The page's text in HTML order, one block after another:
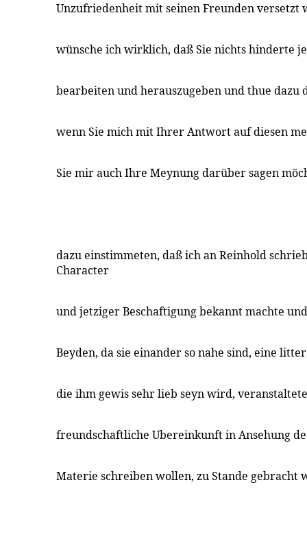
Unzufriedenheit mit seinen Freunden versetzt
wünsche ich wirklich, daß Sie nichts hinderte
bearbeiten und herauszugeben und thue dazu
wenn Sie mich mit Ihrer Antwort auf diesen
Sie mir auch Ihre Meynung darüber sagen
dazu einstimmeten, daß ich an Reinhold
Character
und jetziger Beschaftigung bekannt machte
Beyden, da sie einander so nahe sind, eine
die ihm gewis sehr lieb seyn wird,
freundschaftliche Ubereinkunft in Ansehung
Materie schreiben wollen, zu Stande gebracht